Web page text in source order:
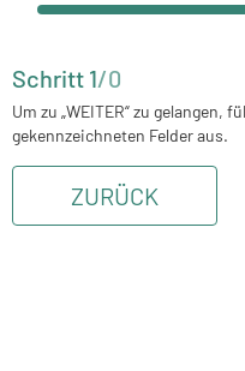
Schritt 1/0
Um zu „WEITER“ zu gelangen,
gekennzeichneten Felder aus.
ZURÜCK